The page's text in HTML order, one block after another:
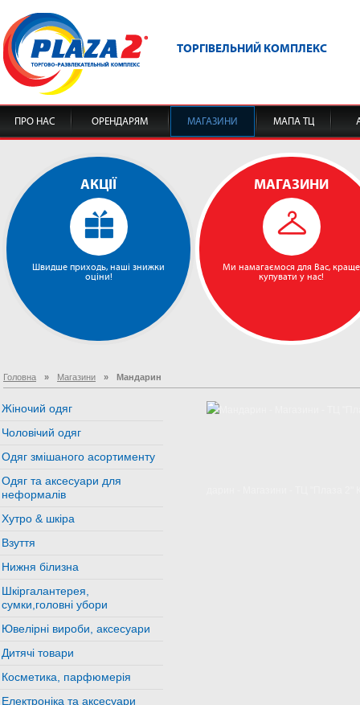
ТОРГІВЕЛЬНИЙ КОМПЛЕКС
ПРО НАС ОРЕНДАРЯМ МАГАЗИНИ МАПА ТЦ
АКЦІЇ
Швидше приходь, наші знижки
оціни!
МАГАЗИНИ
Ми намагаємося для Вас, краще
купувати у нас!
Головна » Магазини » Мандарин
Жіночий одяг
Чоловічий одяг
Одяг змішаного асортименту
Одяг та аксесуари для
неформалів
Хутро & шкіра
Взуття
Нижня білизна
Шкіргалантерея,
сумки,головні убори
Ювелірні вироби, аксесуари
Дитячі товари
Косметика, парфюмерія
Електроніка та аксесуари